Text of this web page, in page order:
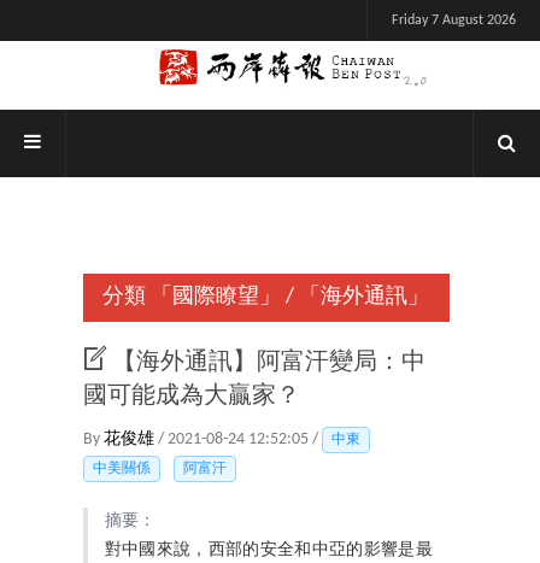
Friday 7 August 2026
分類 「國際瞭望」 / 「海外通訊」
【海外通訊】阿富汗變局：中
國可能成為大贏家？
By 花俊雄 / 2021-08-24 12:52:05 /
中東
中美關係
阿富汗
摘要：
對中國來說，西部的安全和中亞的影響是最